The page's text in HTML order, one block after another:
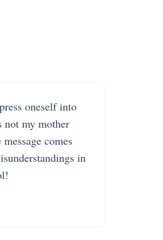
oneself into
not my mother
comes
in